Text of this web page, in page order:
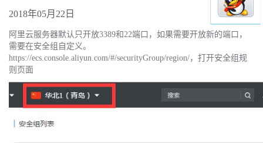
2018年05月22日
阿里云服务器默认只开放3389和22端口，如果需要开放新的端口，
需要在安全组自定义。
https://ecs.console.aliyun.com/#/securityGroup/region/，打开安全组规
则页面